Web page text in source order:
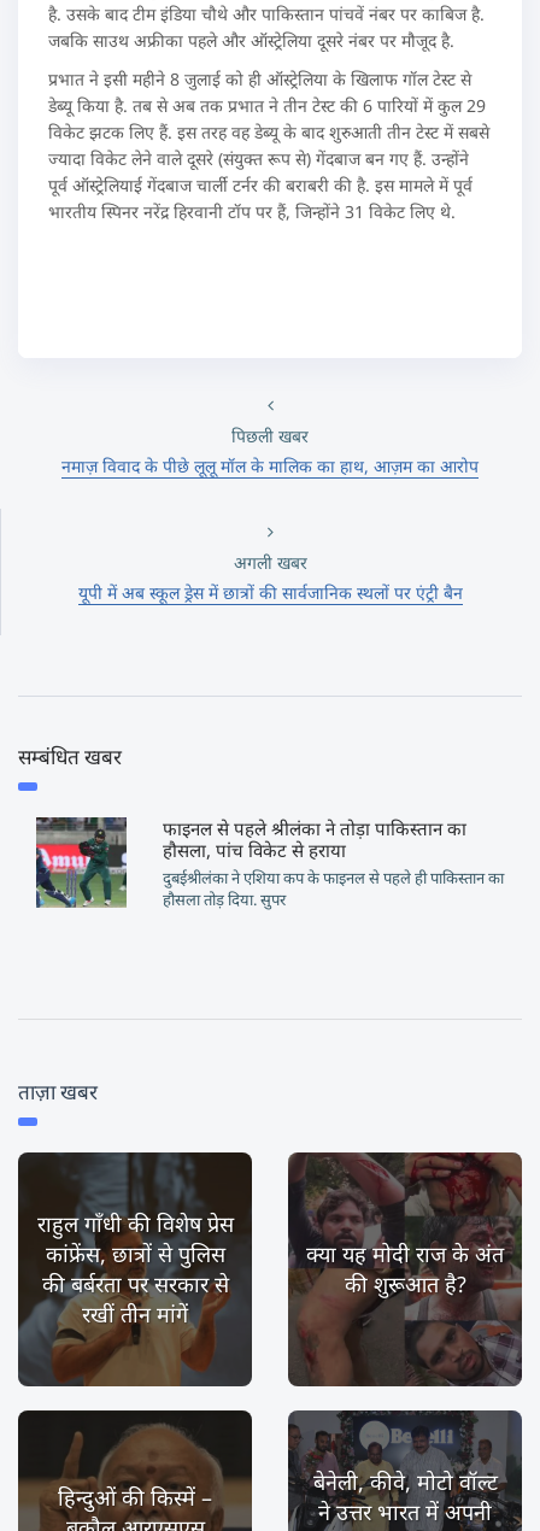
है. उसके बाद टीम इंडिया चौथे और पाकिस्तान पांचवें नंबर पर काबिज है.
जबकि साउथ अफ्रीका पहले और ऑस्ट्रेलिया दूसरे नंबर पर मौजूद है.
प्रभात ने इसी महीने 8 जुलाई को ही ऑस्ट्रेलिया के खिलाफ गॉल टेस्ट से
डेब्यू किया है. तब से अब तक प्रभात ने तीन टेस्ट की 6 पारियों में कुल 29
विकेट झटक लिए हैं. इस तरह वह डेब्यू के बाद शुरुआती तीन टेस्ट में सबसे
ज्यादा विकेट लेने वाले दूसरे (संयुक्त रूप से) गेंदबाज बन गए हैं. उन्होंने
पूर्व ऑस्ट्रेलियाई गेंदबाज चार्ली टर्नर की बराबरी की है. इस मामले में पूर्व
भारतीय स्पिनर नरेंद्र हिरवानी टॉप पर हैं, जिन्होंने 31 विकेट लिए थे.
पिछली खबर
नमाज़ विवाद के पीछे लूलू मॉल के मालिक का हाथ, आज़म का आरोप
अगली खबर
यूपी में अब स्कूल ड्रेस में छात्रों की सार्वजानिक स्थलों पर एंट्री बैन
सम्बंधित खबर
फाइनल से पहले श्रीलंका ने तोड़ा पाकिस्तान का
हौसला, पांच विकेट से हराया
दुबईश्रीलंका ने एशिया कप के फाइनल से पहले ही पाकिस्तान का
हौसला तोड़ दिया. सुपर
ताज़ा खबर
राहुल गाँधी की विशेष प्रेस
कांफ्रेंस, छात्रों से पुलिस
की बर्बरता पर सरकार से
रखीं तीन मांगें
क्या यह मोदी राज के अंत
की शुरूआत है?
हिन्दुओं की किस्में –
बेनेली, कीवे, मोटो वॉल्ट
ने उत्तर भारत में अपनी